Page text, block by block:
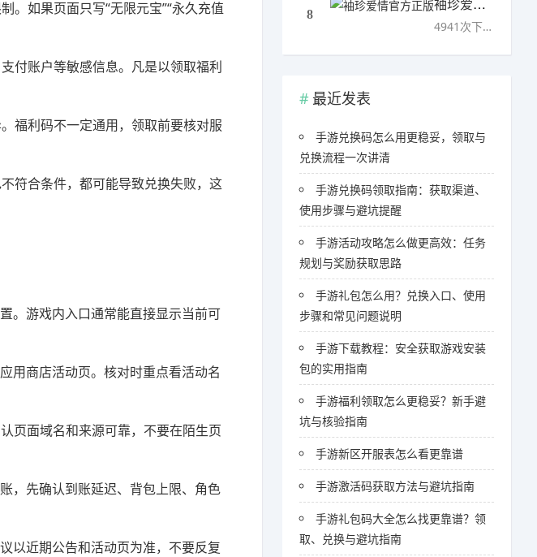
。如果页面只写“无限元宝”“永久充值
付账户等敏感信息。凡是以领取福利
福利码不一定通用，领取前要核对服
符合条件，都可能导致兑换失败，这
。游戏内入口通常能直接显示当前可
用商店活动页。核对时重点看活动名
页面域名和来源可靠，不要在陌生页
，先确认到账延迟、背包上限、角色
以近期公告和活动页为准，不要反复
8
4941次下载
最近发表
手游兑换码怎么用更稳妥，领取与
兑换流程一次讲清
手游兑换码领取指南：获取渠道、
使用步骤与避坑提醒
手游活动攻略怎么做更高效：任务
规划与奖励获取思路
手游礼包怎么用？兑换入口、使用
步骤和常见问题说明
手游下载教程：安全获取游戏安装
包的实用指南
手游福利领取怎么更稳妥？新手避
坑与核验指南
手游新区开服表怎么看更靠谱
手游激活码获取方法与避坑指南
手游礼包码大全怎么找更靠谱？领
取、兑换与避坑指南